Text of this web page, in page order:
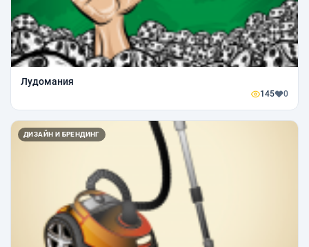
Лудомания
145 0
ДИЗАЙН И БРЕНДИНГ